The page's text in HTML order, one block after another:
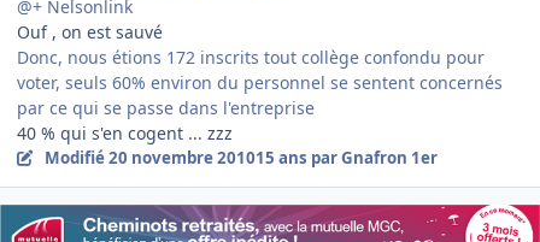
@+ Nelsonlink
Ouf , on est sauvé
Donc, nous étions 172 inscrits tout collège confondu pour
voter, seuls 60% environ du personnel se sentent concernés
par ce qui se passe dans l'entreprise
40 % qui s'en cogent ... zzz
Modifié20 novembre 201015 ans par Gnafron 1er